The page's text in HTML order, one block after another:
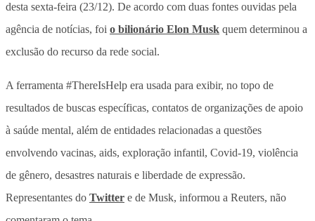
desta sexta-feira (23/12). De acordo com duas fontes ouvidas pela
agência de notícias, foi o bilionário Elon Musk quem determinou a
exclusão do recurso da rede social.
A ferramenta #ThereIsHelp era usada para exibir, no topo de
resultados de buscas específicas, contatos de organizações de apoio
à saúde mental, além de entidades relacionadas a questões
envolvendo vacinas, aids, exploração infantil, Covid-19, violência
de gênero, desastres naturais e liberdade de expressão.
Representantes do Twitter e de Musk, informou a Reuters, não